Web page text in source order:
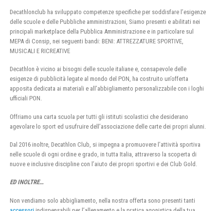
Decathlonclub ha sviluppato competenze specifiche per soddisfare l’esigenze
delle scuole e delle Pubbliche amministrazioni, Siamo presenti e abilitati nei
principali marketplace della Pubblica Amministrazione e in particolare sul
MEPA di Consip, nei seguenti bandi: BENI: ATTREZZATURE SPORTIVE,
MUSICALI E RICREATIVE
Decathlon è vicino ai bisogni delle scuole italiane e, consapevole delle
esigenze di pubblicità legate al mondo del PON, ha costruito un’offerta
apposita dedicata ai materiali e all’abbigliamento personalizzabile con i loghi
ufficiali PON.
Offriamo una carta scuola per tutti gli istituti scolastici che desiderano
agevolare lo sport ed usufruire dell’associazione delle carte dei propri alunni.
Dal 2016 inoltre, Decathlon Club, si impegna a promuovere l’attività sportiva
nelle scuole di ogni ordine e grado, in tutta Italia, attraverso la scoperta di
nuove e inclusive discipline con l’aiuto dei propri sportivi e dei Club Gold.
ED INOLTRE…
Non vendiamo solo abbigliamento, nella nostra offerta sono presenti tanti